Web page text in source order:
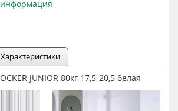
Характеристики
JUNIOR 80кг 17,5-20,5 белая